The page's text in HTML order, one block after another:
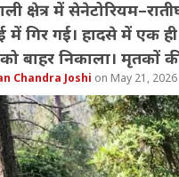
क्षेत्र में
में गिर गई। हादसे में एक
बाहर निकाला। मृतकों
Chandra Joshi May 21, 2026